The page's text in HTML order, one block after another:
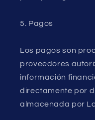
5. Pagos
Los pagos son
proveedores
información
directamente por
almacenada por